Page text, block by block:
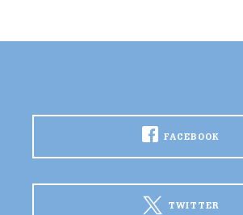
FACEBOOK
TWITTER